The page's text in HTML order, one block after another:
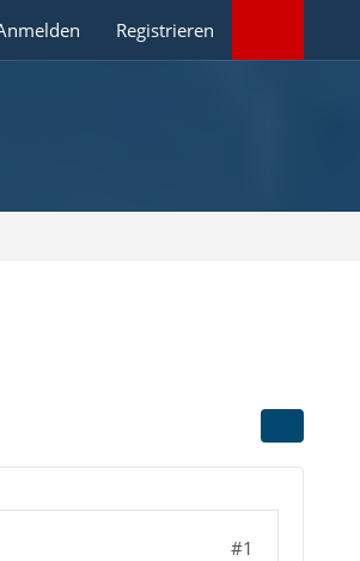
Registrieren
#1